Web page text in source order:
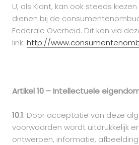
U, als Klant, kan ook steeds
dienen bij de
Federale Overheid. Dit kan via
link: http://
Artikel 10 – Intellectuele
10.1. Door acceptatie van deze
voorwaarden wordt uitdrukkelijk
ontwerpen, informatie,